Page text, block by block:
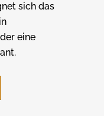
sich das
eine